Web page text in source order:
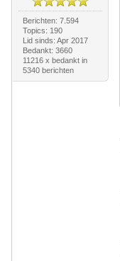
Berichten: 7.594
Topics: 190
Lid sinds: Apr 2017
Bedankt: 3660
11216 x bedankt in
5340 berichten